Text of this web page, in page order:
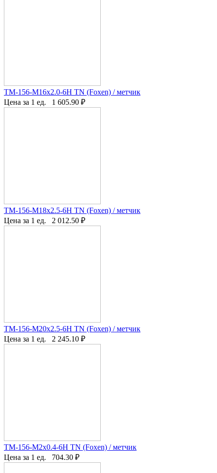
TM-156-M16x2.0-6H TN (Foxen) / метчик
Цена за 1 ед.
1 605.90 ₽
TM-156-M18x2.5-6H TN (Foxen) / метчик
Цена за 1 ед.
2 012.50 ₽
TM-156-M20x2.5-6H TN (Foxen) / метчик
Цена за 1 ед.
2 245.10 ₽
TM-156-M2x0.4-6H TN (Foxen) / метчик
Цена за 1 ед.
704.30 ₽